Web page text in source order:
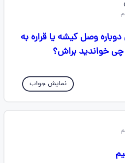
وصل کیشه یا قراره به
چی خواندید براش؟
نمایش جواب